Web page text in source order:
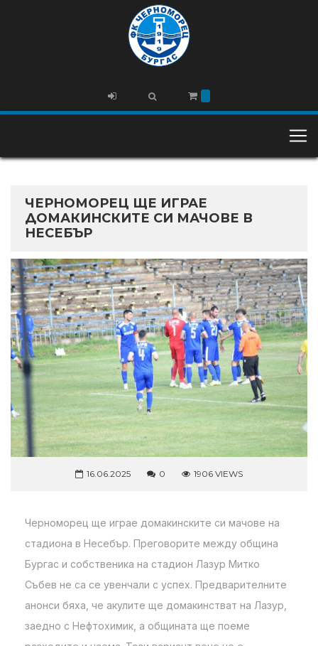
ЧЕРНОМОРЕЦ ЩЕ ИГРАЕ
ДОМАКИНСКИТЕ СИ МАЧОВЕ В
НЕСЕБЪР
16.06.2025 0 1906 VIEWS
Черноморец ще играе домакинските си мачове на
стадиона в Несебър. Преговорите между община
Бургас и собственика на стадион Лазур Митко
Събев не са се увенчали с успех. Предварителните
анонси бяха, че акулите ще домакинстват на Лазур,
заедно с Нефтохимик, а общината ще поеме